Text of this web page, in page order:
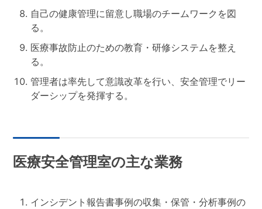
自己の健康管理に留意し職場のチームワークを図
る。
医療事故防止のための教育・研修システムを整え
る。
管理者は率先して意識改革を行い、安全管理でリー
ダーシップを発揮する。
医療安全管理室の主な業務
インシデント報告書事例の収集・保管・分析事例の